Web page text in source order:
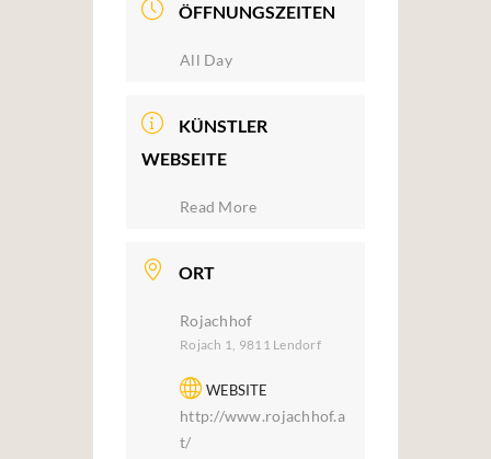
ÖFFNUNGSZEITEN
All Day
KÜNSTLER
WEBSEITE
Read More
ORT
Rojachhof
Rojach 1, 9811 Lendorf
WEBSITE
http://www.rojachhof.a
t/